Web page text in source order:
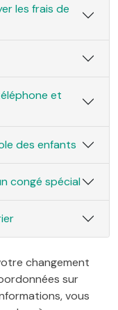
les frais de
et
des enfants
congé spécial
changement
sur
vous